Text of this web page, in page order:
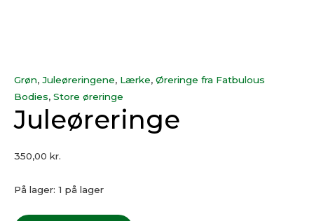
Grøn, Juleøreringene, Lærke, Øreringe fra Fatbulous
Bodies, Store øreringe
Juleøreringe
350,00 kr.
På lager: 1 på lager